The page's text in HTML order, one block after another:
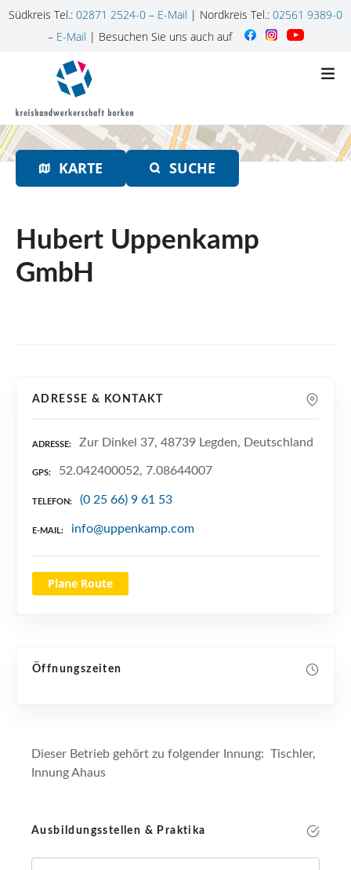
Südkreis Tel.: 02871 2524-0 – E-Mail | Nordkreis Tel.: 02561 9389-0
– E-Mail | Besuchen Sie uns auch auf
n
h
KARTE SUCHE
Hubert Uppenkamp
GmbH
ADRESSE & KONTAKT
ADRESSE Zur Dinkel 37, 48739 Legden, Deutschland
GPS 52.042400052, 7.08644007
TELEFON (0 25 66) 9 61 53
E-MAIL info@uppenkamp.com
Plane Route
Öffnungszeiten
Dieser Betrieb gehört zu folgender Innung: Tischler,
Innung Ahaus
Ausbildungsstellen & Praktika